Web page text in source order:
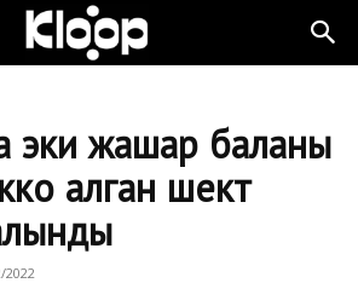
эки жашар баланы
алган шектүү
2022